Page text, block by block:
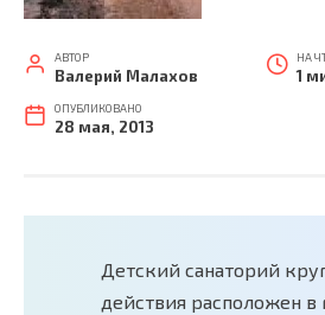
АВТОР
Валерий Малахов
НА
1
ОПУБЛИКОВАНО
28 мая, 2013
Детский санаторий
действия расположен в